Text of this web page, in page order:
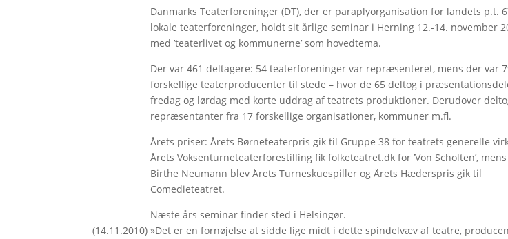
Danmarks Teaterforeninger (DT), der er paraplyorganisation for landets p.t.
lokale teaterforeninger, holdt sit årlige seminar i Herning 12.-14. november
med ’teaterlivet og kommunerne’ som hovedtema.
Der var 461 deltagere: 54 teaterforeninger var repræsenteret, mens der var
forskellige teaterproducenter til stede – hvor de 65 deltog i
fredag og lørdag med korte uddrag af teatrets produktioner. Derudover
repræsentanter fra 17 forskellige organisationer, kommuner m.fl.
Årets priser: Årets Børneteaterpris gik til Gruppe 38 for teatrets generelle
Årets Voksenturneteaterforestilling fik folketeatret.dk for ’Von Scholten’, mens
Birthe Neumann blev Årets Turneskuespiller og Årets Hæderspris gik til
Comedieteatret.
Næste års seminar finder sted i Helsingør.
(14.11.2010) »Det er en fornøjelse at sidde lige midt i dette spindelvæv af teatre,